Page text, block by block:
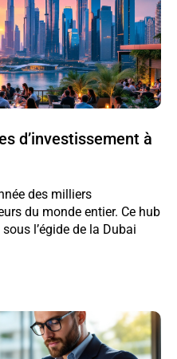
d’investissement à
des milliers
du monde entier. Ce hub
l’égide de la Dubai